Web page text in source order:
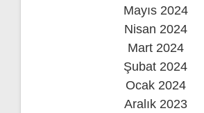
Mayıs 2024
Nisan 2024
Mart 2024
Şubat 2024
Ocak 2024
Aralık 2023